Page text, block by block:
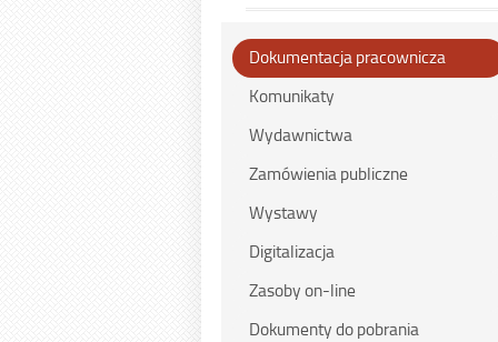
Dokumentacja pracownicza
Komunikaty
Wydawnictwa
Zamówienia publiczne
Wystawy
Digitalizacja
Zasoby on-line
Dokumenty do pobrania